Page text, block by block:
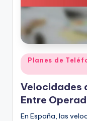
Posted
in
Planes de
Velocidades
Entre
En España, las